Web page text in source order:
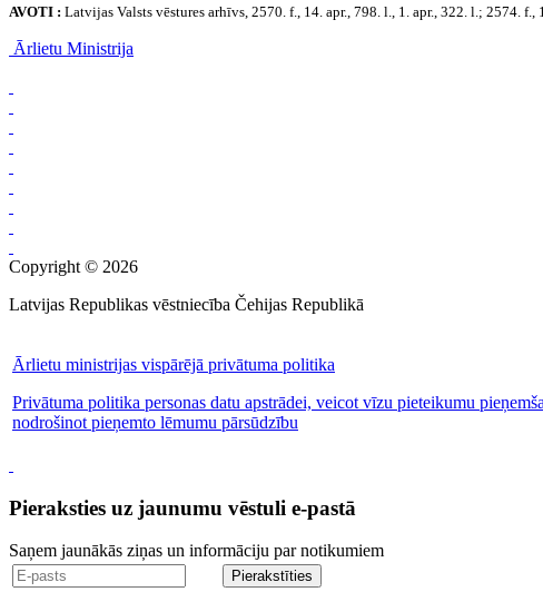
AVOTI : Latvijas Valsts vēstures arhīvs, 2570. f., 14. apr., 798. l., 1. apr., 322. l.; 2574.
Ārlietu Ministrija
Copyright © 2026
Latvijas Republikas vēstniecība Čehijas Republikā
Ārlietu ministrijas vispārējā privātuma politika
Privātuma politika personas datu apstrādei, veicot vīzu pieteikumu
nodrošinot pieņemto lēmumu pārsūdzību
Pieraksties uz jaunumu vēstuli e-pastā
Saņem jaunākās ziņas un informāciju par notikumiem